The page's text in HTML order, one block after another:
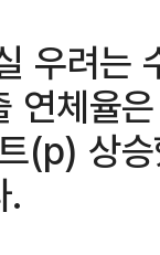
우려는
연체율
(p) 상
.